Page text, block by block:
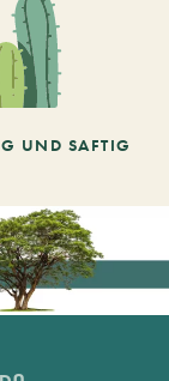
UND SAFTIG